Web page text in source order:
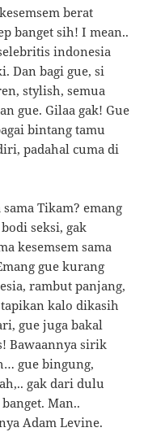
berat
banget sih! I mean..
indonesia
Dan bagi gue, si
stylish, semua
gue. Gilaa gak! Gue
bintang tamu
padahal cuma di
Tikam? emang
seksi, gak
kesemsem sama
gue kurang
rambut panjang,
kalo dikasih
gue juga bakal
Bawaannya sirik
gue bingung,
gak dari dulu
Man..
Adam Levine.